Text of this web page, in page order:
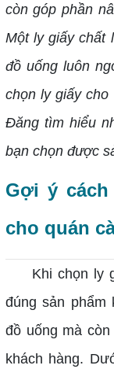
còn góp phần
Một ly giấy chất
đồ uống luôn
chọn ly giấy
Đăng tìm hiểu
bạn chọn được
Gợi ý
cho quán
Khi chọn ly
đúng sản phẩm
đồ uống mà
khách hàng.